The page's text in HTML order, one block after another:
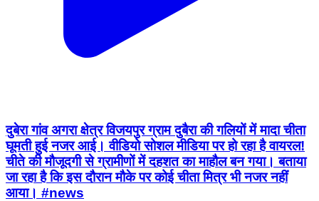
दुबेरा गांव अगरा क्षेत्र विजयपुर ग्राम दुबैरा की गलियों में मादा चीता
घूमती हुई नजर आई। वीडियो सोशल मीडिया पर हो रहा है वायरल!
चीते की मौजूदगी से ग्रामीणों में दहशत का माहौल बन गया। बताया
जा रहा है कि इस दौरान मौके पर कोई चीता मित्र भी नजर नहीं
आया। #news